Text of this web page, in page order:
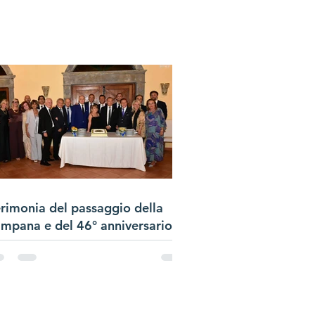
del passaggio della
e del 46° anniversario
Charter di CluB